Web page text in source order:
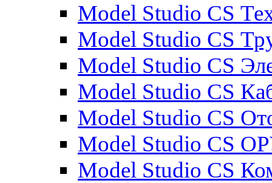
Model Studio CS
Model Studio CS
Model Studio CS
Model Studio CS
Model Studio CS
Model Studio CS
Model Studio CS